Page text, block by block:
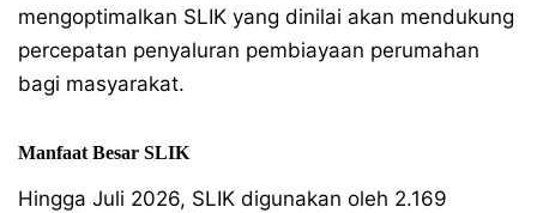
mengoptimalkan SLIK yang dinilai akan mendukung
percepatan penyaluran pembiayaan perumahan
bagi masyarakat.
Manfaat Besar SLIK
Hingga Juli 2026, SLIK digunakan oleh 2.169